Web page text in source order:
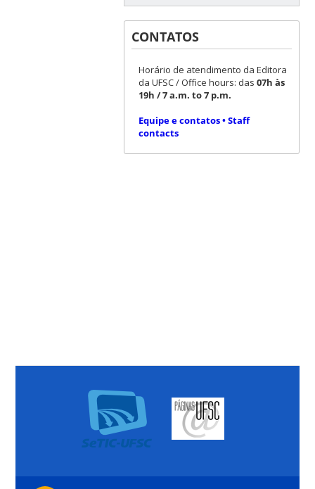
CONTATOS
Horário de atendimento da Editora
da UFSC / Office hours: das 07h às
19h / 7 a.m. to 7 p.m.
Equipe e contatos • Staff
contacts